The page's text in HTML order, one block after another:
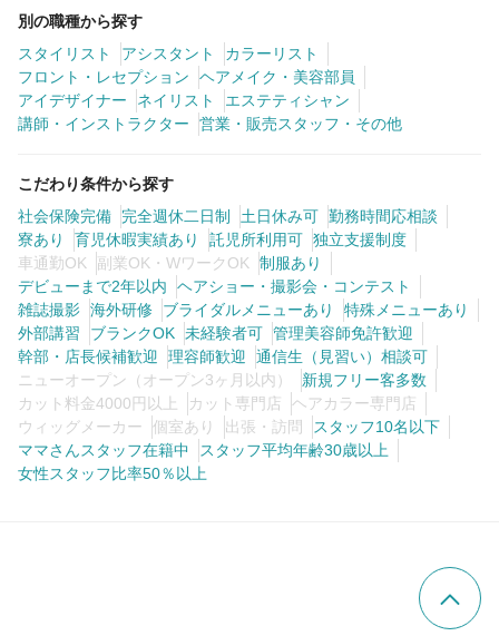
別の職種から探す
スタイリスト
アシスタント
カラーリスト
フロント・レセプション
ヘアメイク・美容部員
アイデザイナー
ネイリスト
エステティシャン
講師・インストラクター
営業・販売スタッフ・その他
こだわり条件から探す
社会保険完備
完全週休二日制 土日休み可 勤務時間応相談
寮あり
育児休暇実績あり 託児所利用可 独立支援制度
車通勤OK
副業OK・WワークOK
制服あり
デビューまで2年以内
ヘアショー・撮影会・コンテスト
雑誌撮影 海外研修 ブライダルメニューあり
特殊メニューあり
外部講習
ブランクOK 未経験者可 管理美容師免許歓迎
幹部・店長候補歓迎
理容師歓迎
通信生（見習い）相談可
ニューオープン（オープン3ヶ月以内）
新規フリー客多数
カット料金4000円以上
カット専門店
ヘアカラー専門店
ウィッグメーカー
個室あり 出張・訪問
スタッフ10名以下
ママさんスタッフ在籍中
スタッフ平均年齢30歳以上
女性スタッフ比率50％以上